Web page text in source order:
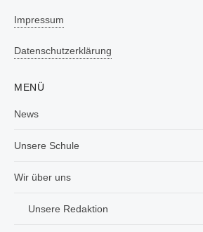
Impressum
Datenschutzerklärung
MENÜ
News
Unsere Schule
Wir über uns
Unsere Redaktion